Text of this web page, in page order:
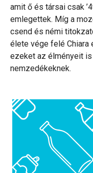
amit ő és társai csak
emlegettek. Míg a
csend és némi
élete vége felé Chiara
ezeket az élményeit
nemzedékeknek.